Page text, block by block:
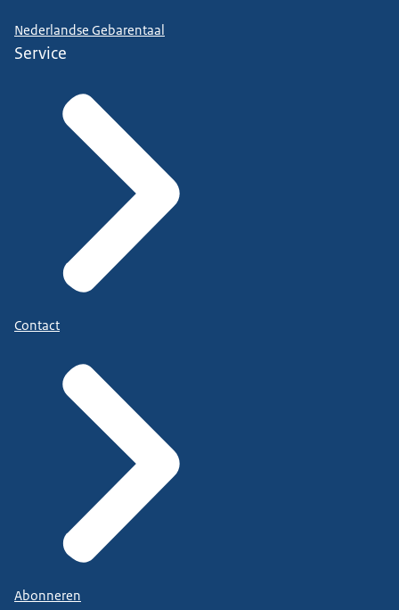
Nederlandse Gebarentaal
Service
Contact
Abonneren